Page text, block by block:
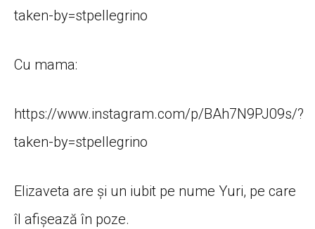
taken-by=stpellegrino
Cu mama:
https://www.instagram.com/p/BAh7N9PJ09s/?
taken-by=stpellegrino
Elizaveta are și un iubit pe nume Yuri, pe care
îl afișează în poze.